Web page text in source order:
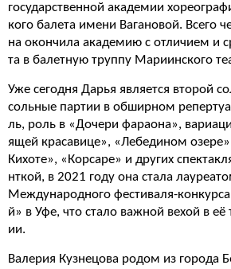
государственной академии
кого балета имени Вагановой. Всего
на окончила академию с отличием и
та в балетную труппу Мариинского
Уже сегодня Дарья является второй
сольные партии в обширном
ль, роль в «Дочери фараона»,
ящей красавице», «Лебедином
Кихоте», «Корсаре» и других
нткой, в 2021 году она стала
Международного фестиваля-
й» в Уфе, что стало важной вехой в её
ии.
Валерия Кузнецова родом из города